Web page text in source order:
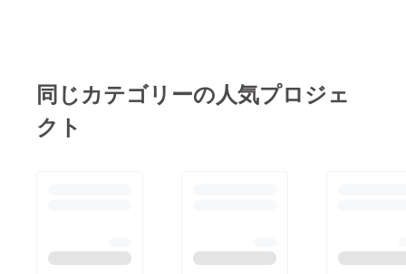
同じカテゴリーの人気プロジェ
クト